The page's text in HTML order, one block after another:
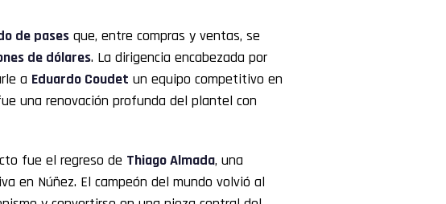
de pases que, entre compras y ventas, se
de dólares. La dirigencia encabezada por
a Eduardo Coudet un equipo competitivo en
una renovación profunda del plantel con
fue el regreso de Thiago Almada, una
en Núñez. El campeón del mundo volvió al